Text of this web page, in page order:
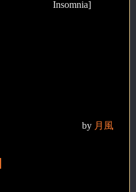
Insomnia]
by 月風